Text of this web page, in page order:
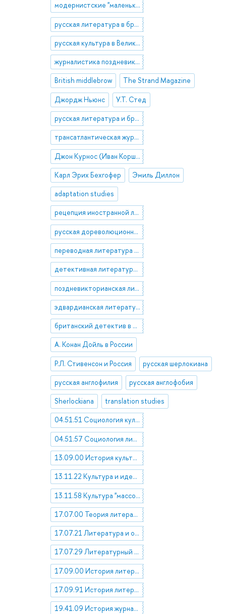
модернистские "маленькие журналы" (little magazines)
русская литература в британской периодике
русская культура в Великобритании
журналистика поздневикторианской Англии
British middlebrow The Strand Magazine
Джордж Ньюнс У.Т. Стед
русская литература и британский модернизм
трансатлантическая журналистика
Джон Курнос (Иван Коршун)
Карл Эрих Бехгофер Эмиль Диллон
adaptation studies
рецепция иностранной литературы в России
русская дореволюционная журналистика
переводная литература в России
детективная литература в России
поздневикторианская литература в России
эдвардианская литература в России
британский детектив в России
А. Конан Дойль в России
Р.Л. Стивенсон и Россия русская шерлокиана
русская англофилия русская англофобия
Sherlockiana translation studies
04.51.51 Социология культуры
04.51.57 Социология литературы и искусства
13.09.00 История культуры. История изучения культуры
13.11.22 Культура и идеология
13.11.58 Культура "массовая" и "элитарная"
17.07.00 Теория литературы
17.07.21 Литература и общество
17.07.29 Литературный процесс
17.09.00 История литературы
17.09.91 История литературы отдельных стран и народов
19.41.09 История журналистики